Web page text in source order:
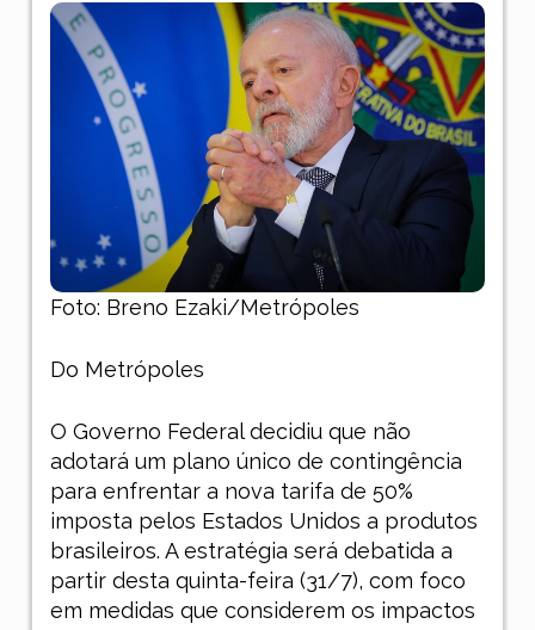
Foto: Breno Ezaki/Metrópoles
Do Metrópoles
O Governo Federal decidiu que não
adotará um plano único de contingência
para enfrentar a nova tarifa de 50%
imposta pelos Estados Unidos a produtos
brasileiros. A estratégia será debatida a
partir desta quinta-feira (31/7), com foco
em medidas que considerem os impactos